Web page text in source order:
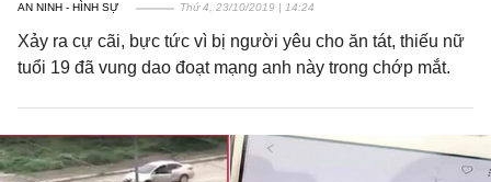
AN NINH - HÌNH SỰ Thứ 4, 23/10/2019 | 14:24
Xảy ra cự cãi, bực tức vì bị người yêu cho ăn tát, thiếu nữ
tuổi 19 đã vung dao đoạt mạng anh này trong chớp mắt.